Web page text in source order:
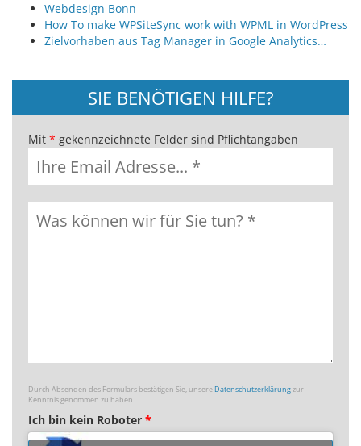
Webdesign Bonn
How To make WPSiteSync work with WPML in WordPress
Zielvorhaben aus Tag Manager in Google Analytics…
SIE BENÖTIGEN HILFE?
Mit * gekennzeichnete Felder sind Pflichtangaben
Durch Absenden des Formulars bestätigen Sie, unsereDatenschutzerklärungzur
Kenntnis genommen zu haben
Ich bin kein Roboter *